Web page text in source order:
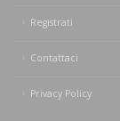
Registrati
Contattaci
Privacy Policy